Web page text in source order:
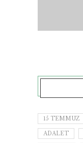
15 TEMMUZ
ADALET